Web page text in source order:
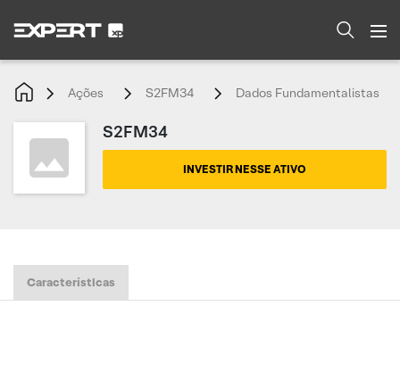
Ações S2FM34 Dados Fundamentalistas
S2FM34
INVESTIR NESSE ATIVO
Características